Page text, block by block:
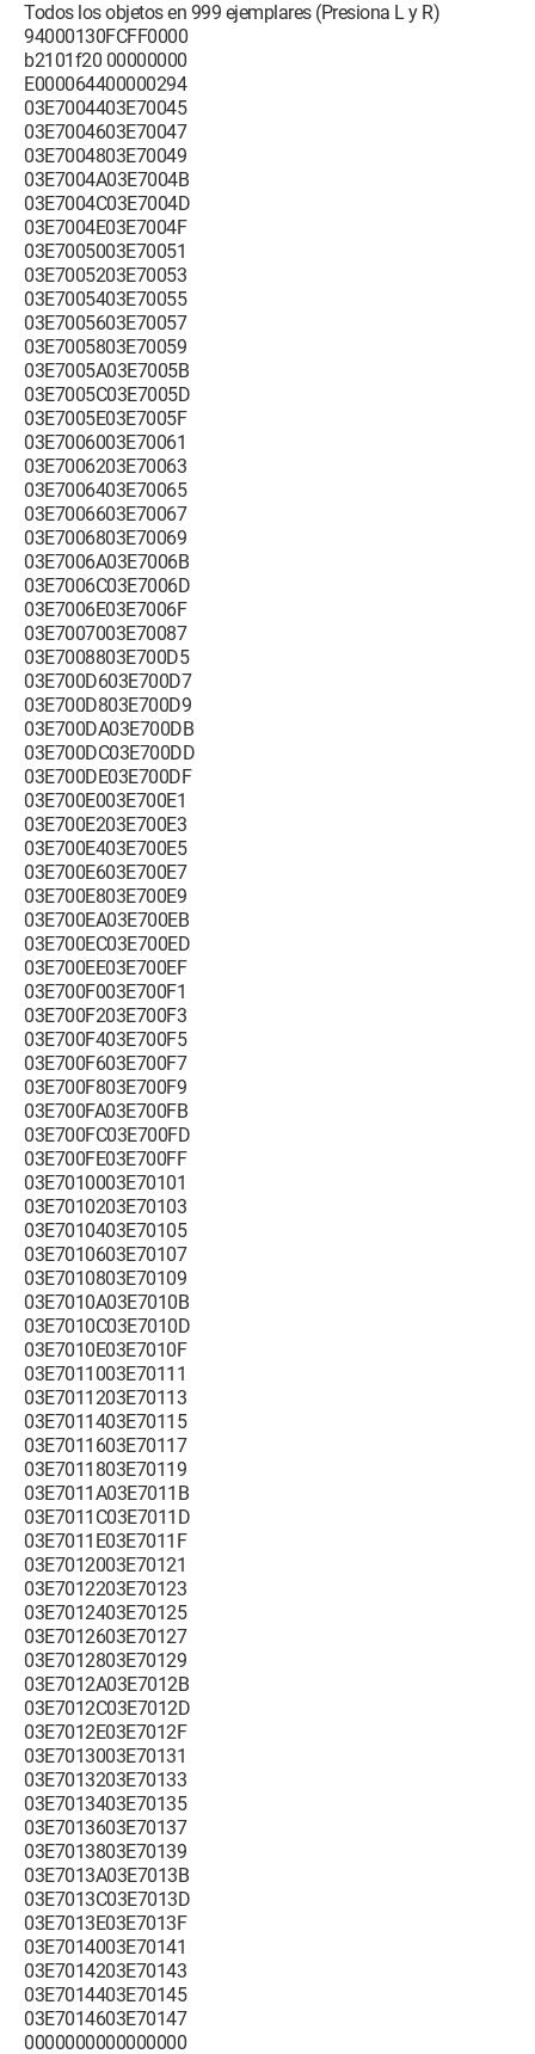
Todos los objetos en 999 ejemplares (Presiona L y R)
94000130FCFF0000
b2101f20 00000000
E000064400000294
03E7004403E70045
03E7004603E70047
03E7004803E70049
03E7004A03E7004B
03E7004C03E7004D
03E7004E03E7004F
03E7005003E70051
03E7005203E70053
03E7005403E70055
03E7005603E70057
03E7005803E70059
03E7005A03E7005B
03E7005C03E7005D
03E7005E03E7005F
03E7006003E70061
03E7006203E70063
03E7006403E70065
03E7006603E70067
03E7006803E70069
03E7006A03E7006B
03E7006C03E7006D
03E7006E03E7006F
03E7007003E70087
03E7008803E700D5
03E700D603E700D7
03E700D803E700D9
03E700DA03E700DB
03E700DC03E700DD
03E700DE03E700DF
03E700E003E700E1
03E700E203E700E3
03E700E403E700E5
03E700E603E700E7
03E700E803E700E9
03E700EA03E700EB
03E700EC03E700ED
03E700EE03E700EF
03E700F003E700F1
03E700F203E700F3
03E700F403E700F5
03E700F603E700F7
03E700F803E700F9
03E700FA03E700FB
03E700FC03E700FD
03E700FE03E700FF
03E7010003E70101
03E7010203E70103
03E7010403E70105
03E7010603E70107
03E7010803E70109
03E7010A03E7010B
03E7010C03E7010D
03E7010E03E7010F
03E7011003E70111
03E7011203E70113
03E7011403E70115
03E7011603E70117
03E7011803E70119
03E7011A03E7011B
03E7011C03E7011D
03E7011E03E7011F
03E7012003E70121
03E7012203E70123
03E7012403E70125
03E7012603E70127
03E7012803E70129
03E7012A03E7012B
03E7012C03E7012D
03E7012E03E7012F
03E7013003E70131
03E7013203E70133
03E7013403E70135
03E7013603E70137
03E7013803E70139
03E7013A03E7013B
03E7013C03E7013D
03E7013E03E7013F
03E7014003E70141
03E7014203E70143
03E7014403E70145
03E7014603E70147
0000000000000000